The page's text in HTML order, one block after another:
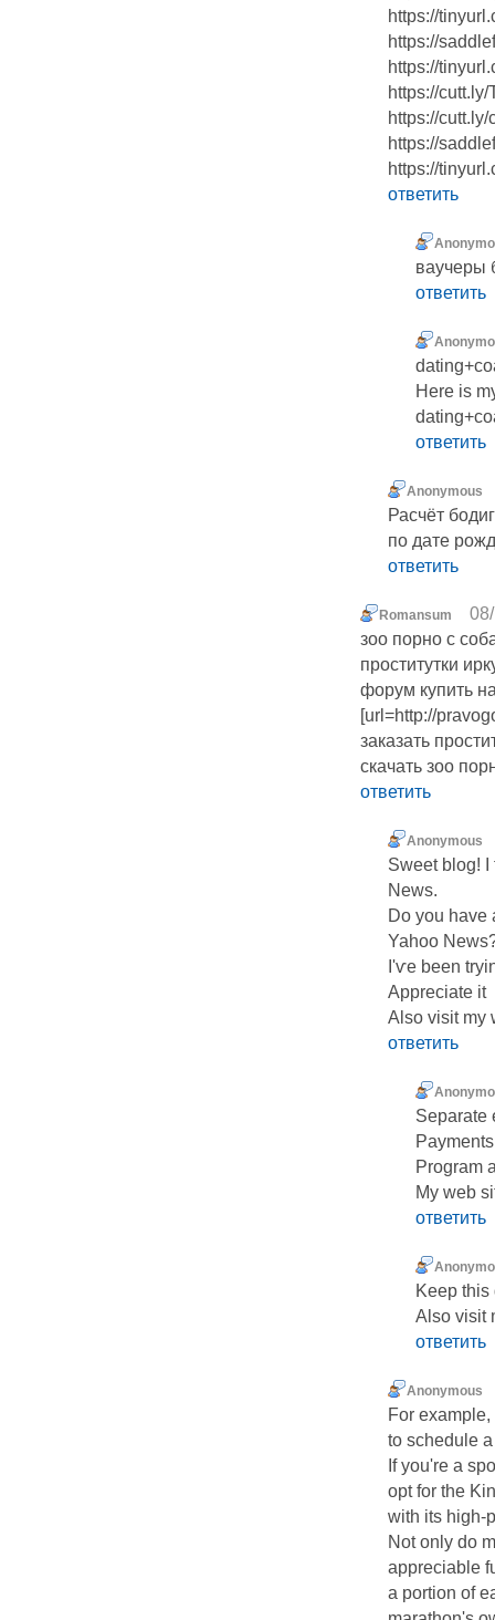
https://
https://
https://
https://
https://
https://
https://
ответить
ваучеры
ответить
Here is
ответить
Anonymous
Расчёт
по дате
ответить
Romansum
зоо порно с
проститутки
форум купить
[url=http://
заказать
скачать зоо
ответить
Anonymous
Sweet blog!
News.
Do you have
Yahoo
I'ѵe been
Appreciate it
Also visit my
ответить
Separate
Program
My web
ответить
Keep
Also visit
ответить
Anonymous
For
to schedule
If you're a
opt for the
with its high-
Not only do
appreciable
a portion of